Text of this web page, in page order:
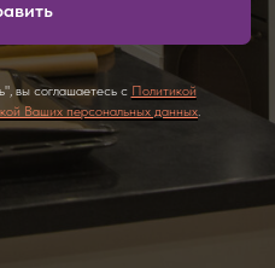
вы соглашаетесь с Политикой
Ваших персональных данных